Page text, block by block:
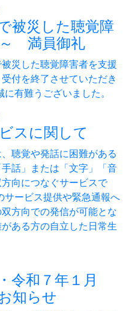
被災した聴覚障
満員御礼
災した聴覚障害者を支援
付を終了させていただき
に有難うございました。
スに関して
聴覚や発話に困難がある
話」または「文字」「音
向につなぐサービスで
サービス提供や緊急通報へ
方向での発信が可能とな
ある方の自立した日常生
令和７年１月
知らせ